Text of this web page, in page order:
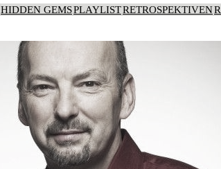
HIDDEN GEMSPLAYLISTRETROSPEKTIVEN